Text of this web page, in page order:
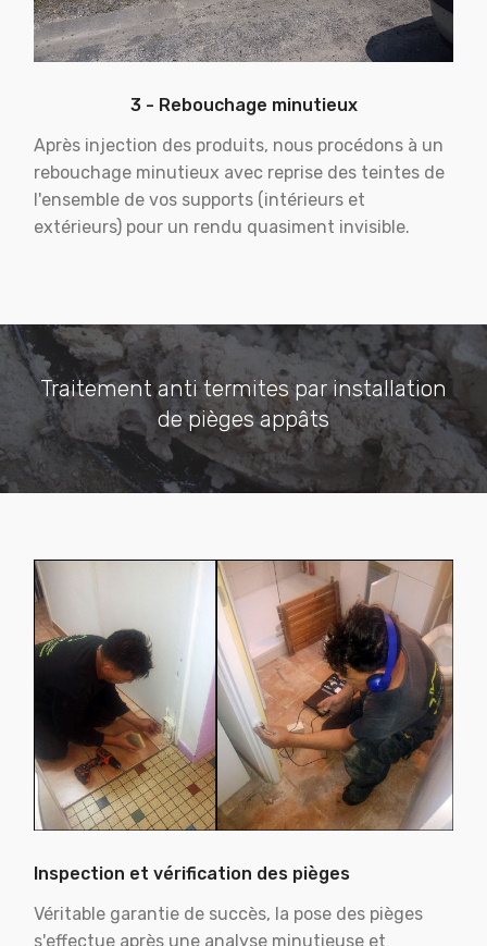
3 - Rebouchage minutieux
Après injection des produits, nous procédons à un
rebouchage minutieux avec reprise des teintes de
l'ensemble de vos supports (intérieurs et
extérieurs) pour un rendu quasiment invisible.
Traitement anti termites par installation
de pièges appâts
Inspection et vérification des pièges
Véritable garantie de succès, la pose des pièges
s'effectue après une analyse minutieuse et